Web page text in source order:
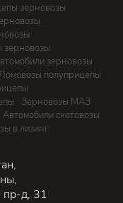
зерновозы
зерновозы
зерновозы
полуприцепы
Зерновозы МАЗ
Автомобили скотовозы
в лизинг
пр-д, 31